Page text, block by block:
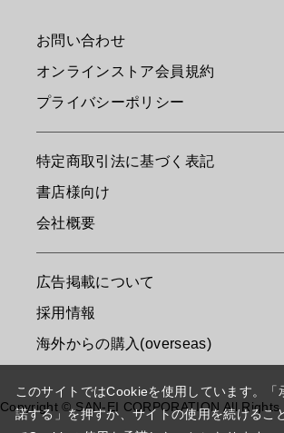
お問い合わせ
オンラインストア会員規約
プライバシーポリシー
特定商取引法に基づく表記
書店様向け
会社概要
広告掲載について
採用情報
海外からの購入(overseas)
Copyright © SAN-EI CORPORATION All
このサイトではCookieを使用しています。「
諾する」を押すか、サイトの使用を続けるこ